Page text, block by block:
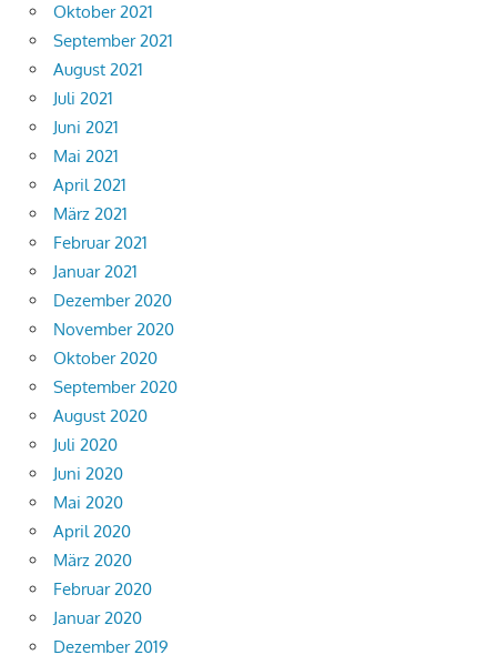
Oktober 2021
September 2021
August 2021
Juli 2021
Juni 2021
Mai 2021
April 2021
März 2021
Februar 2021
Januar 2021
Dezember 2020
November 2020
Oktober 2020
September 2020
August 2020
Juli 2020
Juni 2020
Mai 2020
April 2020
März 2020
Februar 2020
Januar 2020
Dezember 2019